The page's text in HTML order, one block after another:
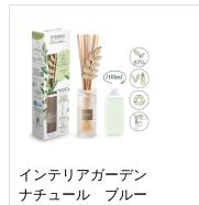
インテリアガーデン
ナチュール ブルー